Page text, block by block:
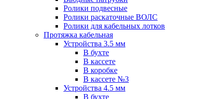
Ролики подвесные
Ролики раскаточные ВОЛС
Ролики для кабельных лотков
Протяжка кабельная
Устройства 3.5 мм
В бухте
В кассете
В коробке
В кассете №3
Устройства 4.5 мм
В бухте